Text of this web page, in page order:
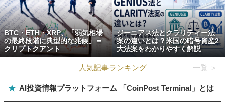
BTC・ETH・XRP、「弱気相場
の最終段階に典型的な兆候」＝
クリプトクアント
ジーニアス法とクラリティー法
案の違いとは？米国の暗号資産2
大法案をわかりやすく解説
人気記事ランキング 一覧 ＞
★ AI投資情報プラットフォーム 「CoinPost Terminal」とは